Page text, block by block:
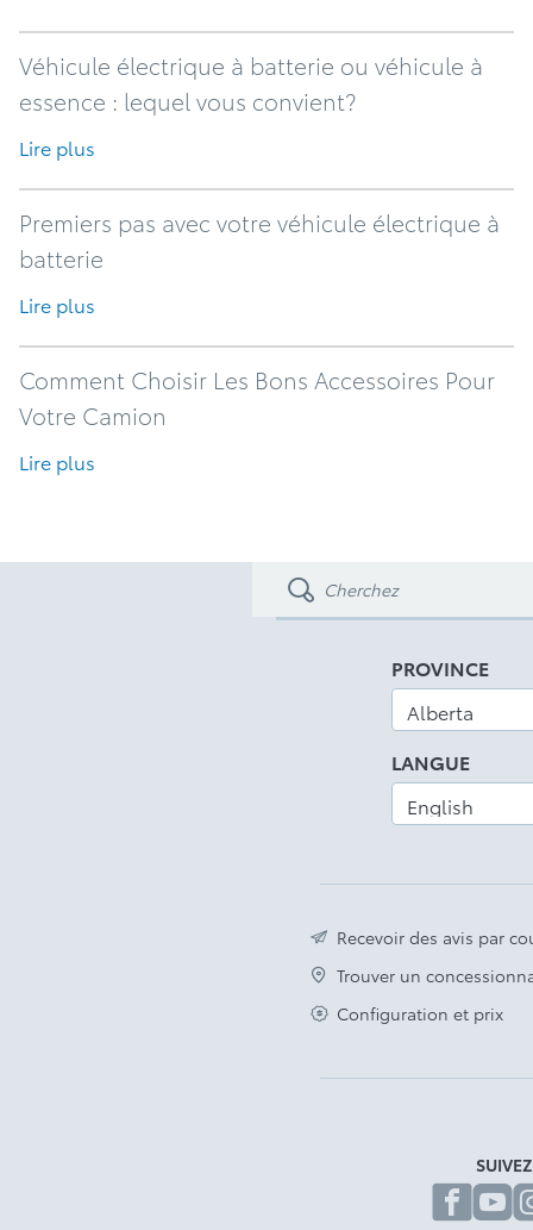
Véhicule électrique à batterie ou véhicule à
essence : lequel vous convient?
Lire plus
Premiers pas avec votre véhicule électrique à
batterie
Lire plus
Comment Choisir Les Bons Accessoires Pour
Votre Camion
Lire plus
PROVINCE
LANGUE
Recevoir des avis par
Trouver un
Configuration et prix